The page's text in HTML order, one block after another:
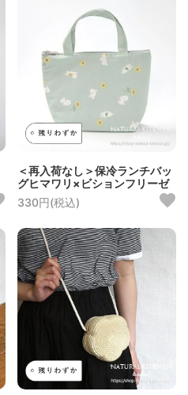
＜再入荷なし＞保冷ランチバッ
グヒマワリ×ビションフリーゼ
330円(税込)